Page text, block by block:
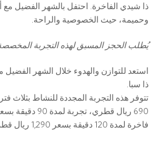
ذا شيدي الفاخرة. احتفل بالشهر الفضيل مع
وحميمة، حيث الخصوصية والراحة.
يُطلب الحجز المسبق لهذه التجربة
استعد للتوازن والهدوء خلال الشهر
ذا سبا.
فاخرة لمدة 120 دقيقة بسعر 1,290 ريال قطري.